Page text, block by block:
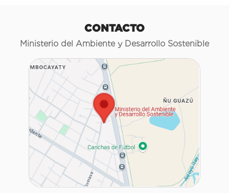
CONTACTO
Ministerio del Ambiente y Desarrollo Sostenible